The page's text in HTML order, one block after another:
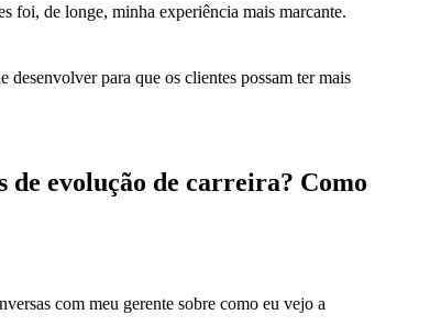
foi, de longe, minha experiência mais marcante.
para que os clientes possam ter mais
evolução de carreira? Como
com meu gerente sobre como eu vejo a